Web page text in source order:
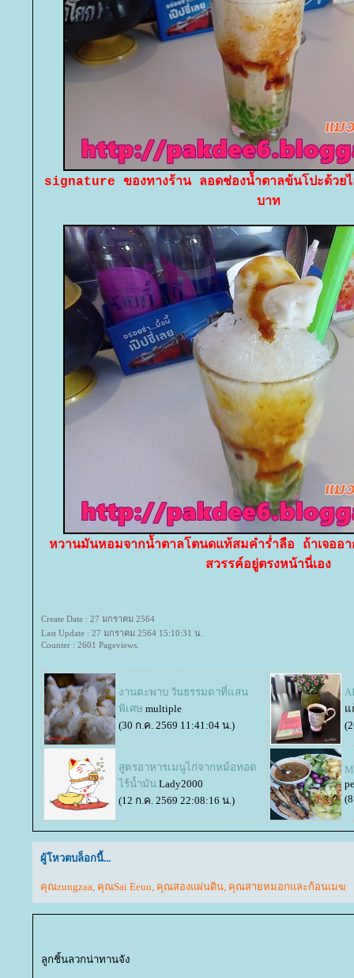
signature ของทางร้าน ลอดช่องน้ำตาลข้นโปะด้ว
บาท
หวานมันหอมจากน้ำตาลโตนดแท้สมคำร่ำลือ ถ้าเจออ
สวรรค์อยู่ตรงหน้านี่เอง
Create Date : 27 มกราคม 2564
Last Update : 27 มกราคม 2564 15:10:31 น.
Counter : 2601 Pageviews.
งานตะพาบ วันธรรมดาที่แสน
พิเศษ multiple
(30 ก.ค. 2569 11:41:04 น.)
สูตรอาหารเมนูไก่จากหม้อทอด
ไร้น้ำมัน Lady2000
(12 ก.ค. 2569 22:08:16 น.)
ผู้โหวตบล็อกนี้...
คุณzungzaa, คุณSai Eeuu, คุณสองแผ่นดิน, คุณสายหมอกและก้อนเมฆ
ลูกชิ้นลวกน่าทานจัง